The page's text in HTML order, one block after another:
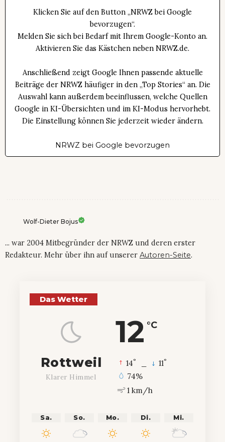
Klicken Sie auf den Button „NRWZ bei Google
bevorzugen“.
Melden Sie sich bei Bedarf mit Ihrem Google-Konto an.
Aktivieren Sie das Kästchen neben NRWZ.de.
Anschließend zeigt Google Ihnen passende aktuelle
Beiträge der NRWZ häufiger in den „Top Stories“ an. Die
Auswahl kann außerdem beeinflussen, welche Quellen
Google in KI-Übersichten und im KI-Modus hervorhebt.
Die Einstellung können Sie jederzeit wieder ändern.
NRWZ bei Google bevorzugen
Wolf-Dieter Bojus
... war 2004 Mitbegründer der NRWZ und deren erster
Redakteur. Mehr über ihn auf unserer Autoren-Seite.
Das Wetter
12 °C
Rottweil
Klarer Himmel
14° 11°
74%
1 km/h
Sa. So. Mo. Di. Mi.